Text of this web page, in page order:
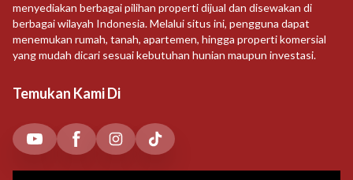
menyediakan berbagai pilihan properti dijual dan disewakan di
berbagai wilayah Indonesia. Melalui situs ini, pengguna dapat
menemukan rumah, tanah, apartemen, hingga properti komersial
yang mudah dicari sesuai kebutuhan hunian maupun investasi.
Temukan Kami Di